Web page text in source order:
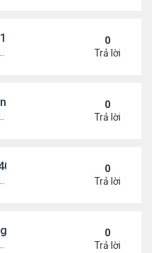
triệu USD, bị bắt vì trộm
0
Trả lời
dân khóc, bỏ nghề
0
Trả lời
triệu USD cho vợ cũ sau
0
Trả lời
mẹ thiệt mạng trên đường
0
Trả lời